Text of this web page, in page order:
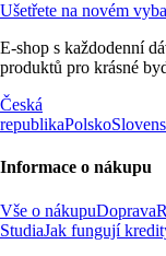
Ušetřete na novém
E-shop s každodenní
produktů pro krásné
Česká
republikaPolsko
Informace o nákupu
Vše o nákupuDoprava
StudiaJak fungují